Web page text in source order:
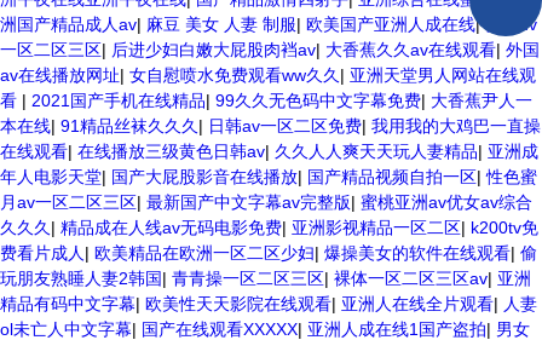
洲国产精品成人av| 麻豆 美女 人妻 制服| 欧美国产亚洲人成在线| 女优nv
一区二区三区| 后进少妇白嫩大屁股肉裆av| 大香蕉久久av在线观看| 外国
av在线播放网址| 女自慰喷水免费观看ww久久 | 亚洲天堂男人网站在线观
看 | 2021国产手机在线精品| 99久久无色码中文字幕免费| 大香蕉尹人一
本在线| 91精品丝袜久久久 | 日韩av一区二区免费| 我用我的大鸡巴一直操
在线观看| 在线播放三级黄色日韩av| 久久人人爽天天玩人妻精品| 亚洲成
年人电影天堂| 国产大屁股影音在线播放| 国产精品视频自拍一区|性色蜜
月av一区二区三区| 最新国产中文字幕av完整版| 蜜桃亚洲av优女av综合
久久久 | 精品成在人线av无码电影免费| 亚洲影视精品一区二区| k200tv免
费看片成人 | 欧美精品在欧洲一区二区少妇| 爆操美女的软件在线观看| 偷
玩朋友熟睡人妻2韩国| 青青操一区二区三区| 裸体一区二区三区av| 亚洲
精品有码中文字幕| 欧美性天天影院在线观看| 亚洲人在线全片观看| 人妻
ol未亡人中文字幕| 国产在线观看XXXXX| 亚洲人成在线1国产盗拍| 男女